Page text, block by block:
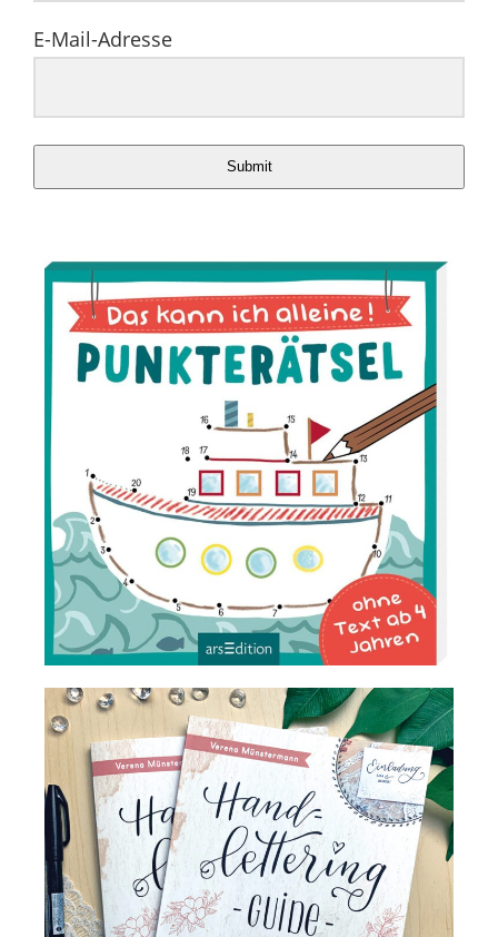
E-Mail-Adresse
Submit